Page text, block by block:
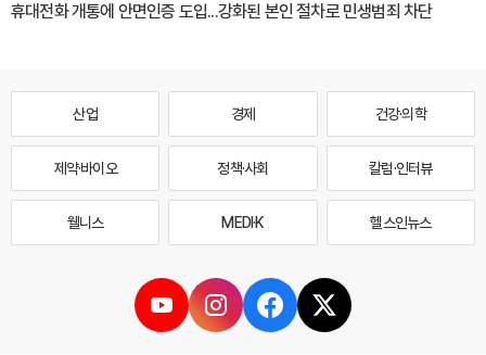
휴대전화 개통에 안면인증 도입...강화된 본인 절차로 민생범죄 차단
산업 경제 건강·의학
제약·바이오 정책·사회 칼럼·인터뷰
웰니스 MEDI·K 헬스인뉴스